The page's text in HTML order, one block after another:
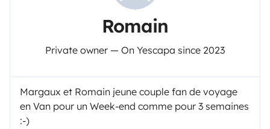
Romain
Private owner — On Yescapa since 2023
Margaux et Romain jeune couple fan de voyage
en Van pour un Week-end comme pour 3 semaines
:-)